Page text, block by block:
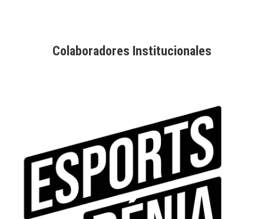
Colaboradores Institucionales